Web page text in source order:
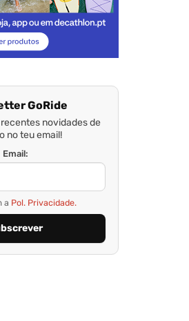
GoRide
novidades de
no teu email!
Email:
a Pol. Privacidade.